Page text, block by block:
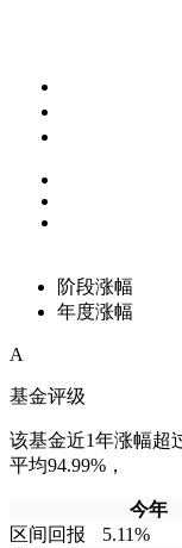
阶段涨幅
年度涨幅
A
基金评级
该基金近1年涨幅超
平均94.99%，
今年
区间回报
5.11%